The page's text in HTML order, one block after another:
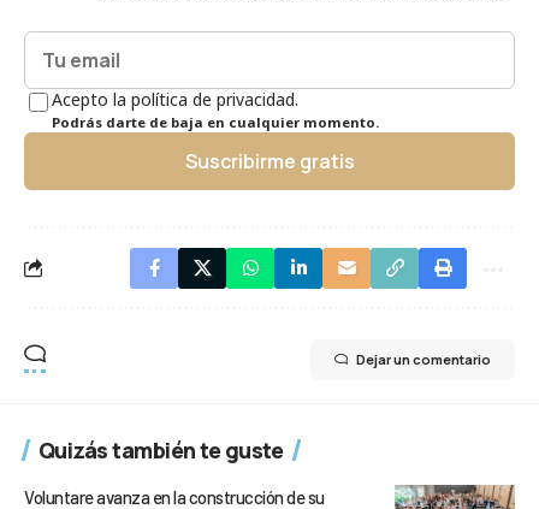
Acepto la política de privacidad.
Podrás darte de baja en cualquier momento.
Suscribirme gratis
Dejar un comentario
Quizás también te guste
Voluntare avanza en la construcción de su